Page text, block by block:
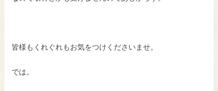
皆様もくれぐれもお気をつけくださいませ。
では。